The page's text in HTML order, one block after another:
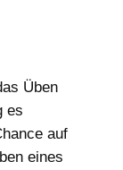
Üben
es
auf
eines